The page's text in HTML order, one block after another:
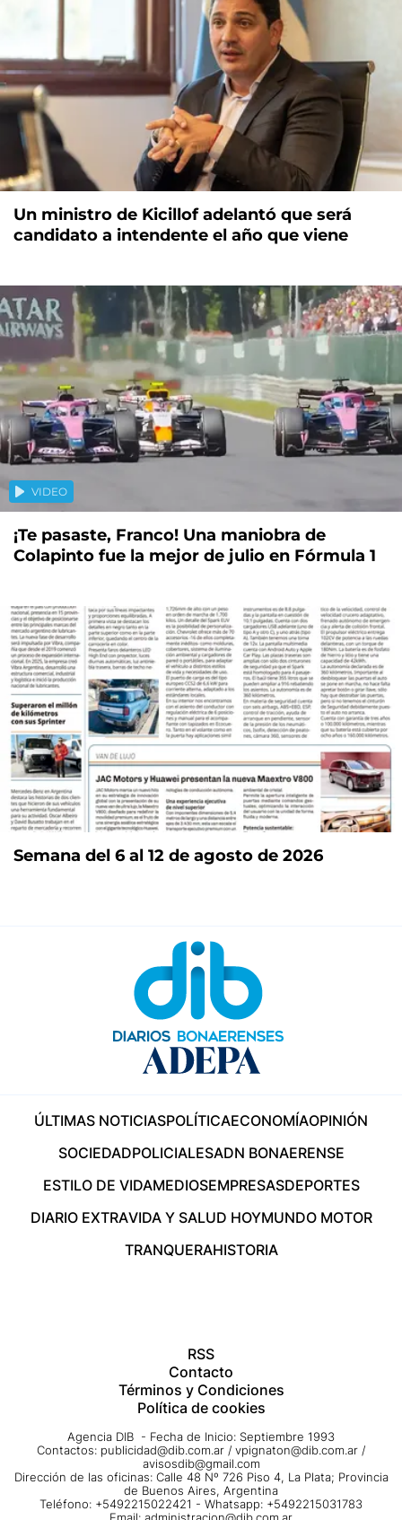
Un ministro de Kicillof adelantó que será
candidato a intendente el año que viene
VIDEO
¡Te pasaste, Franco! Una maniobra de
Colapinto fue la mejor de julio en Fórmula 1
Semana del 6 al 12 de agosto de 2026
ÚLTIMAS NOTICIASPOLÍTICAECONOMÍAOPINIÓN
SOCIEDADPOLICIALESADN BONAERENSE
ESTILO DE VIDAMEDIOSEMPRESASDEPORTES
DIARIO EXTRAVIDA Y SALUD HOYMUNDO MOTOR
TRANQUERAHISTORIA
RSS
Contacto
Términos y Condiciones
Política de cookies
Agencia DIB - Fecha de Inicio: Septiembre 1993
Contactos: publicidad@dib.com.ar / vpignaton@dib.com.ar /
avisosdib@gmail.com
Dirección de las oficinas: Calle 48 Nº 726 Piso 4, La Plata; Provincia
de Buenos Aires, Argentina
Teléfono: +5492215022421 - Whatsapp: +5492215031783
Email: administracion@dib.com.ar